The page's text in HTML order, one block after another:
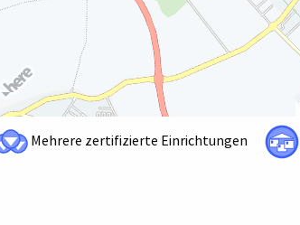
Mehrere zertifizierte Einrichtungen